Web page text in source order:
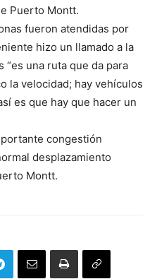
Puerto Montt.
fueron atendidas por
hizo un llamado a la
una ruta que da para
la velocidad; hay vehículos
es que hay que hacer un
congestión
desplazamiento
Montt.